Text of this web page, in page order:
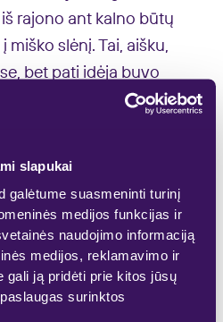
slapukai
galėtume suasmeninti turinį
medijos funkcijas ir
naudojimo informaciją
medijos, reklamavimo ir
gali ją pridėti prie kitos jūsų
surinktos
rajono ant kalno būtų
miško slėnį. Tai, aišku,
bet pati idėja buvo
Burbiškėse planuotas
Senamiestį:
ir kitas jam artimas
A. Kazlauskas.
buvo ilgam padėtas į